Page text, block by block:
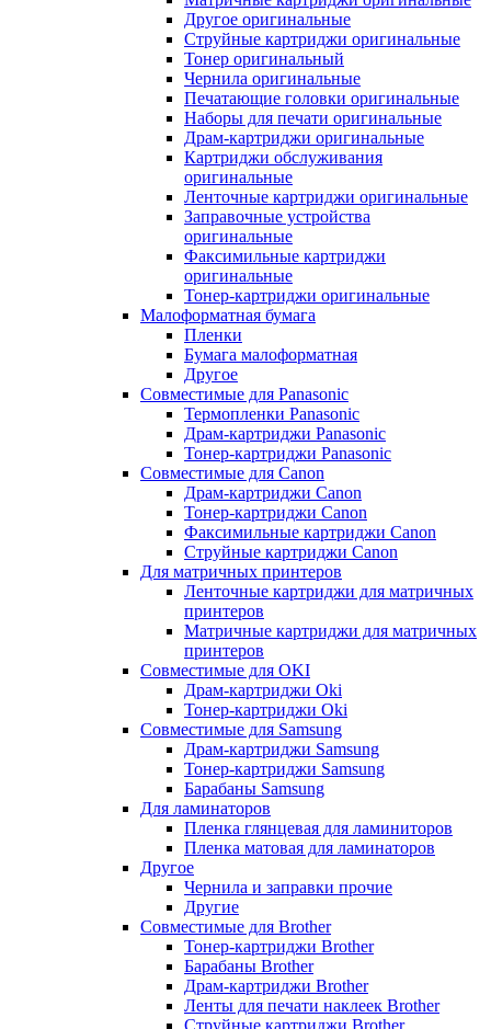
Другое оригинальные
Струйные картриджи оригинальные
Тонер оригинальный
Чернила оригинальные
Печатающие головки оригинальные
Наборы для печати оригинальные
Драм-картриджи оригинальные
Картриджи обслуживания
оригинальные
Ленточные картриджи оригинальные
Заправочные устройства
оригинальные
Факсимильные картриджи
оригинальные
Тонер-картриджи оригинальные
Малоформатная бумага
Пленки
Бумага малоформатная
Другое
Совместимые для Panasonic
Термопленки Panasonic
Драм-картриджи Panasonic
Тонер-картриджи Panasonic
Совместимые для Canon
Драм-картриджи Canon
Тонер-картриджи Canon
Факсимильные картриджи Canon
Струйные картриджи Canon
Для матричных принтеров
Ленточные картриджи для матричных
принтеров
Матричные картриджи для матричных
принтеров
Совместимые для OKI
Драм-картриджи Oki
Тонер-картриджи Oki
Совместимые для Samsung
Драм-картриджи Samsung
Тонер-картриджи Samsung
Барабаны Samsung
Для ламинаторов
Пленка глянцевая для ламиниторов
Пленка матовая для ламинаторов
Другое
Чернила и заправки прочие
Другие
Совместимые для Brother
Тонер-картриджи Brother
Барабаны Brother
Драм-картриджи Brother
Ленты для печати наклеек Brother
Струйные картриджи Brother